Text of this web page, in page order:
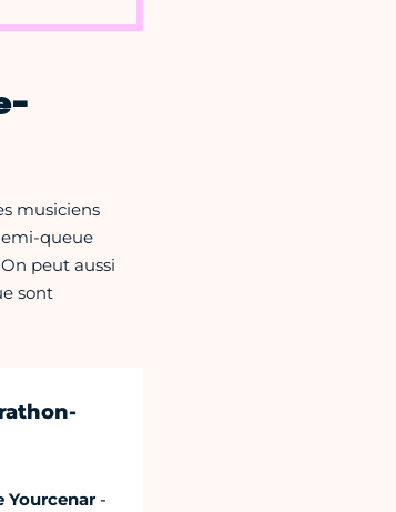
musiciens
queue
On peut aussi
sont
Yourcenar-